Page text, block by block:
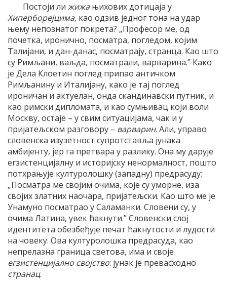
Постоји ли жижањихових дотицаја у
Хиперборејцима, као одзив једног тона на удар
њему непознатог покрета? „Професор ме, од
почетка, иронично, посматра, погледом, којим
Талијани, и дан-данас, посматрају, странца. Као што
су Римљани, ваљда, посматрали, варварина.” Како
је Дела Клоетин поглед припао античком
Римљанину и Италијану, како је тај поглед
ироничан и актуелан, онда скандинавски путник, и
као римски дипломата, и као сумњивац који воли
Москву, остаје – у свим ситуацијама, чак и у
пријатељском разговору – варварин. Али, управо
словенска изузетност супротставља јунака
амбијенту, јер га претвара у разлику. Она му дарује
егзистенцијалну и историјску ненормалност, пошто
потхрањује културолошку (западну) предрасуду:
„Посматра ме својим очима, које су уморне, иза
својих златних наочара, пријатељски. Као што ме је
Унамуно посматрао у Саламанки. Словени су, у
очима Латина, увек ћакнути.” Словенски слој
идентитета обезбеђује печат ћакнутости и лудости
на човеку. Ова културолошка предрасуда, као
непрелазна граница светова, има и своје
егзистенцијално својство: јунак је превасходно
странац.